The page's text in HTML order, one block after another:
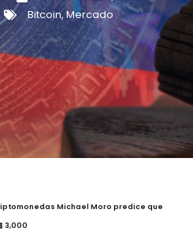
Bitcoin,Mercado
Michael Moro predice que
3,000